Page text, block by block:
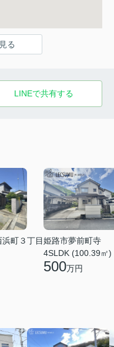
る
LINEで共有する
町３丁目姫路市夢前町寺
4SLDK (100.39㎡)
500万円